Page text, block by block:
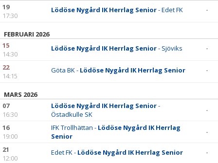
LAK - FYSTRÄNING
19
17:30
Lödöse Nygård IK Herrlag Senior- Edet FK -
FEBRUARI 2026
15
14:30
Lödöse Nygård IK Herrlag Senior- Sjöviks -
22
14:15
Göta BK - Lödöse Nygård IK Herrlag Senior -
MARS 2026
07
16:30
Lödöse Nygård IK Herrlag Senior-
Östadkulle SK
-
16
19:00
IFK Trollhättan - Lödöse Nygård IK Herrlag
Senior
-
21
12:00
Edet FK - Lödöse Nygård IK Herrlag Senior -